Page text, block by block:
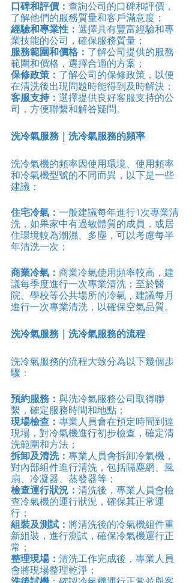
口碑和評價： 查詢公司的口碑和評價，
了解他們的服務質量和客戶滿意度；
經驗和專業性： 選擇具有豐富經驗和專
業技能的公司，確保服務質量；
服務範圍和價格： 了解公司提供的服務
範圍和價格，選擇合適的方案；
保修政策： 了解公司的保修政策，以便
在清洗後出現問題時能得到及時解決；
客服支持： 選擇提供良好客服支持的公
司，方便聯繫和解答疑問。
洗冷氣服務｜洗冷氣服務的頻率
洗冷氣機的頻率因使用環境、使用頻率
和冷氣機型號的不同而異，以下是一些
建議：
住宅冷氣： 一般建議每年進行1次專業清
洗，如果家中有過敏體質的成員，或居
住環境較為潮濕、多塵，可以考慮每半
年清洗一次；
商業冷氣： 商業冷氣使用頻率較高，建
議每季度進行一次專業清洗；至於醫
院、學校等公共場所的冷氣，建議每月
進行一次專業清洗，以確保空氣品質。
洗冷氣服務｜洗冷氣服務的流程
洗冷氣服務的流程大致分為以下幾個步
驟：
預約服務： 與洗冷氣服務公司取得聯
繫，確定服務時間和地點；
現場檢查： 專業人員會在預定時間到達
現場，對冷氣機進行初步檢查，確定清
洗範圍和方法；
拆卸及清洗： 專業人員會拆卸冷氣機，
對內部組件進行清洗，包括隔塵網、風
扇、冷凝器、蒸發器等；
檢查運行狀況： 清洗後，專業人員會檢
查冷氣機的運行狀況，確保其正常運
行；
組裝及測試： 將清洗後的冷氣機組件重
新組裝，進行測試，確保冷氣機運行正
常；
整理現場： 清洗工作完成後，專業人員
會將現場整理乾淨；